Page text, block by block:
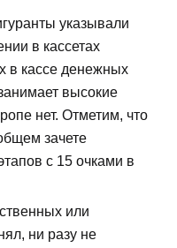
указывали
в кассетах
в кассе денежных
высокие
нет. Отметим, что
зачете
с 15 очками в
или
ни разу не